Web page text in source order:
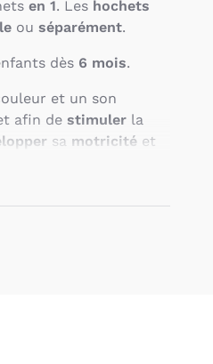
en 1. Les hochets
ou séparément.
dès 6 mois.
et un son
afin de stimuler la
sa motricité et